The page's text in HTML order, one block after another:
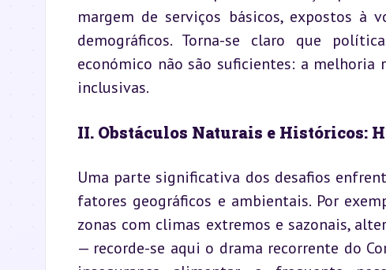
margem de serviços básicos, expostos à
demográficos. Torna-se claro que
económico não são suficientes: a
inclusivas.
II. Obstáculos Naturais e Históricos:
Uma parte significativa dos desafios
fatores geográficos e ambientais. Por
zonas com climas extremos e sazonais,
— recorde-se aqui o drama recorrente do